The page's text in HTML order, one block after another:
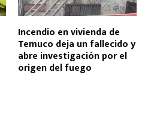
Incendio en vivienda de
Temuco deja un fallecido y
abre investigación por el
origen del fuego